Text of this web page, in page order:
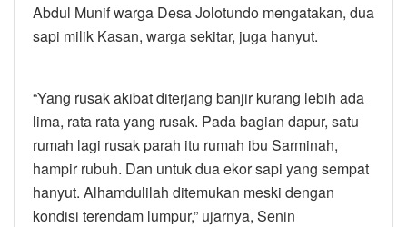
Abdul Munif warga Desa Jolotundo mengatakan, dua
sapi milik Kasan, warga sekitar, juga hanyut.
“Yang rusak akibat diterjang banjir kurang lebih ada
lima, rata rata yang rusak. Pada bagian dapur, satu
rumah lagi rusak parah itu rumah ibu Sarminah,
hampir rubuh. Dan untuk dua ekor sapi yang sempat
hanyut. Alhamdulilah ditemukan meski dengan
kondisi terendam lumpur,” ujarnya, Senin